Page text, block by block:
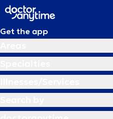
Get the app